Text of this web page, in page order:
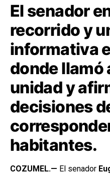
El senador
recorrido y
informativa
donde llamó
unidad y
decisiones
habitantes.
COZUMEL.— El senador